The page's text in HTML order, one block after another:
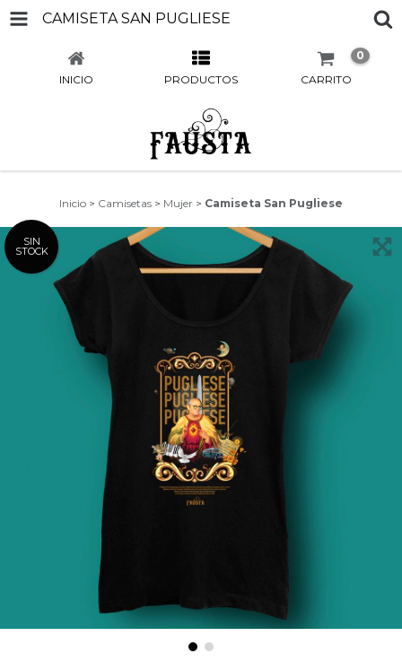
CAMISETA SAN PUGLIESE
INICIO PRODUCTOS CARRITO
0
Inicio > Camisetas > Mujer > Camiseta San Pugliese
SIN
STOCK